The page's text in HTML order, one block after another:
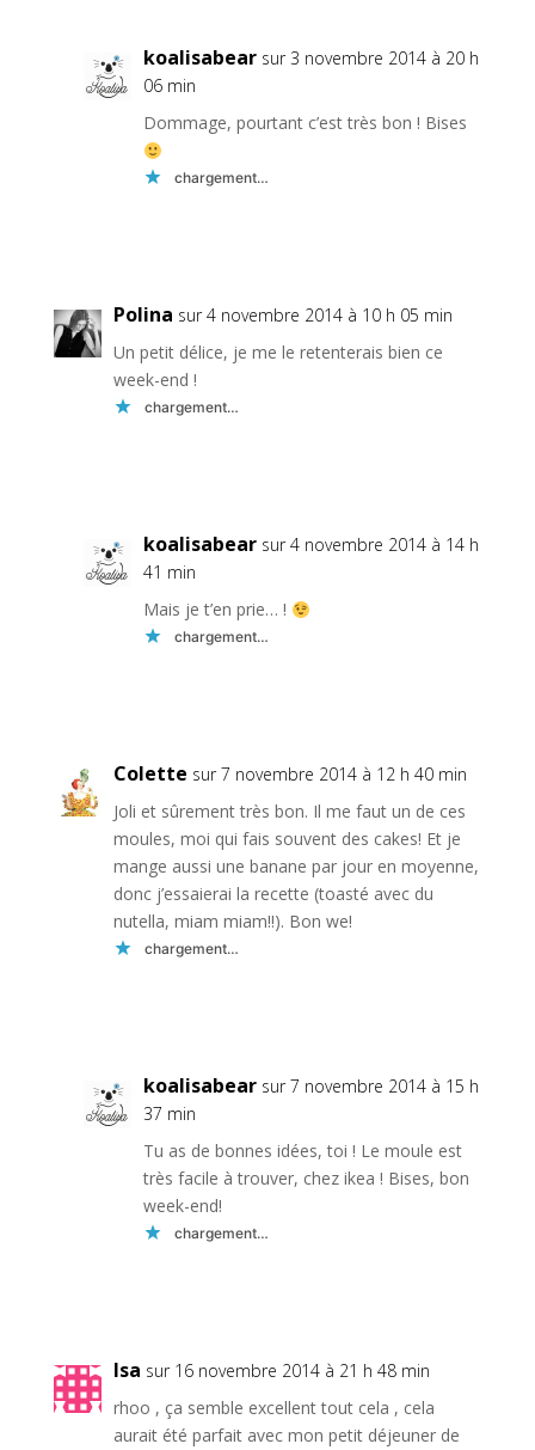
koalisabear sur 3 novembre 2014 à 20 h
06 min
Dommage, pourtant c’est très bon ! Bises
chargement…
Polina sur 4 novembre 2014 à 10 h 05 min
Un petit délice, je me le retenterais bien ce
week-end !
chargement…
koalisabear sur 4 novembre 2014 à 14 h
41 min
Mais je t’en prie… !
chargement…
Colette sur 7 novembre 2014 à 12 h 40 min
Joli et sûrement très bon. Il me faut un de ces
moules, moi qui fais souvent des cakes! Et je
mange aussi une banane par jour en moyenne,
donc j’essaierai la recette (toasté avec du
nutella, miam miam!!). Bon we!
chargement…
koalisabear sur 7 novembre 2014 à 15 h
37 min
Tu as de bonnes idées, toi ! Le moule est
très facile à trouver, chez ikea ! Bises, bon
week-end!
chargement…
Isa sur 16 novembre 2014 à 21 h 48 min
rhoo , ça semble excellent tout cela , cela
aurait été parfait avec mon petit déjeuner de